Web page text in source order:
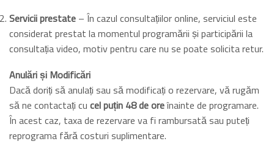
Servicii prestate – În cazul consultațiilor online, serviciul este
considerat prestat la momentul programării și participării la
consultația video, motiv pentru care nu se poate solicita retur.
Anulări și Modificări
Dacă doriți să anulați sau să modificați o rezervare, vă rugăm
să ne contactați cu cel puțin 48 de oreînainte de programare.
În acest caz, taxa de rezervare va fi rambursată sau puteți
reprograma fără costuri suplimentare.